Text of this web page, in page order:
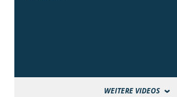
WEITERE VIDEOS